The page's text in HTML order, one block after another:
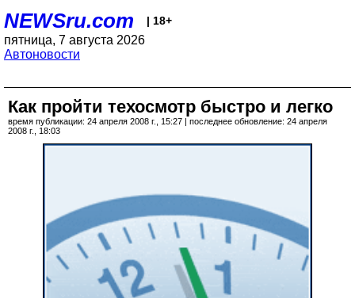
NEWSru.com | 18+
пятница, 7 августа 2026
Автоновости
Как пройти техосмотр быстро и легко
время публикации: 24 апреля 2008 г., 15:27 | последнее обновление: 24 апреля
2008 г., 18:03